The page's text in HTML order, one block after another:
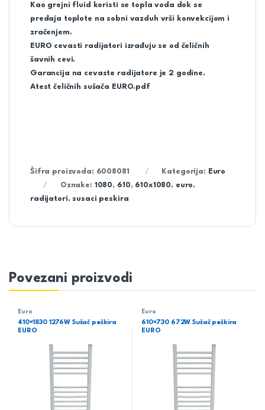
Kao grejni fluid koristi se topla voda dok se
predaja toplote na sobni vazduh vrši konvekcijom i
zračenjem.
EURO cevasti radijatori izrađuju se od čeličnih
šavnih cevi.
Garancija na cevaste radijatore je 2 godine.
Atest čeličnih sušača EURO.pdf
Šifra proizvoda: 6008081 Kategorija:
Euro
Oznake: 1080, 610, 610x1080, euro,
radijatori, susaci peskira
Povezani proizvodi
Euro
410×1830 1276W Sušač peškira
EURO
Euro
610×730 672W Sušač peškira
EURO